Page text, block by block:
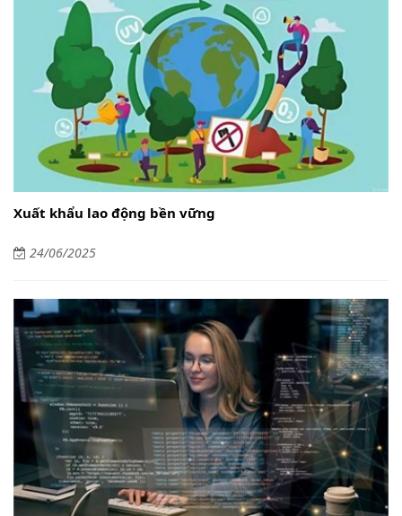
Xuất khẩu lao động bền vững
24/06/2025